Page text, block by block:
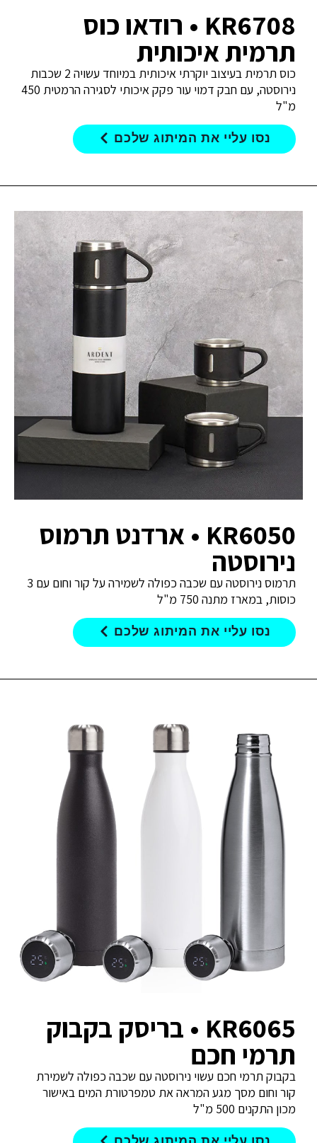
KR6708 • רודאו כוס
תרמית איכותית
כוס תרמית בעיצוב יוקרתי איכותית במיוחד עשויה 2 שכבות
נירוסטה, עם חבק דמוי עור פקק איכותי לסגירה הרמטית 450
מ"ל
נסו עליי את המיתוג שלכם
KR6050 • ארדנט תרמוס
נירוסטה
תרמוס נירוסטה עם שכבה כפולה לשמירה על קור וחום עם 3
כוסות, במארז מתנה 750 מ"ל
נסו עליי את המיתוג שלכם
KR6065 • בריסק בקבוק
תרמי חכם
בקבוק תרמי חכם עשוי נירוסטה עם שכבה כפולה לשמירת
קור וחום מסך מגע המראה את טמפרטורת המים באישור
מכון התקנים 500 מ"ל